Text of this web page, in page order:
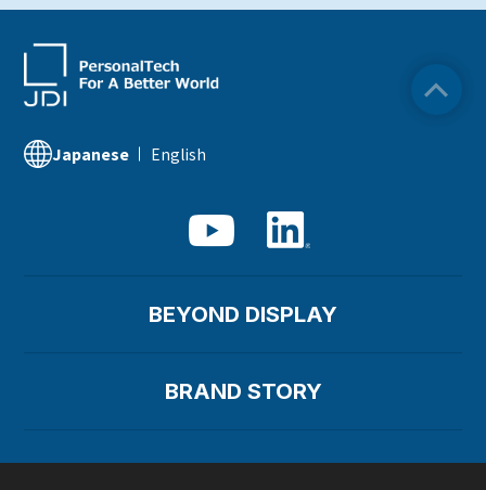
社会貢献活動
品質への取り組み
サプライチェーンマネジメント
コンプライアンス
知的財産
サステナビリティ関連情報
Japanese
English
BEYOND DISPLAY
BRAND STORY